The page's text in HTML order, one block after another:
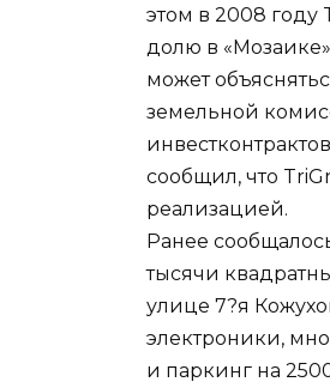
этом в 2008 году
долю в
может
земельной
сообщил, что
реализацией.
Ранее
тысячи
улице 7?я
электроники,
и паркинг на